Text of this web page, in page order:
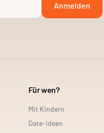
Anmelden
Für wen?
Mit Kindern
Date-Ideen